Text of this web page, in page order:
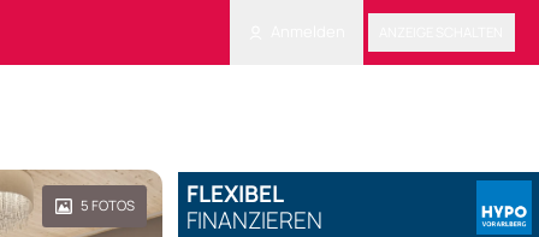
FLEXIBEL
FINANZIEREN
5FOTOS